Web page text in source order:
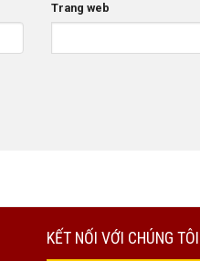
Trang web
KẾT NỐI VỚI CHÚNG TÔI